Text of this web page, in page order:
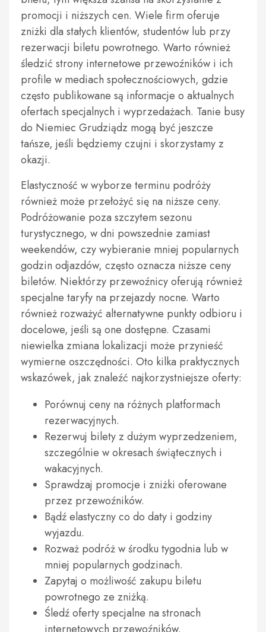
promocji i niższych cen. Wiele firm oferuje
zniżki dla stałych klientów, studentów lub przy
rezerwacji biletu powrotnego. Warto również
śledzić strony internetowe przewoźników i ich
profile w mediach społecznościowych, gdzie
często publikowane są informacje o aktualnych
ofertach specjalnych i wyprzedażach. Tanie busy
do Niemiec Grudziądz mogą być jeszcze
tańsze, jeśli będziemy czujni i skorzystamy z
okazji.
Elastyczność w wyborze terminu podróży
również może przełożyć się na niższe ceny.
Podróżowanie poza szczytem sezonu
turystycznego, w dni powszednie zamiast
weekendów, czy wybieranie mniej popularnych
godzin odjazdów, często oznacza niższe ceny
biletów. Niektórzy przewoźnicy oferują również
specjalne taryfy na przejazdy nocne. Warto
również rozważyć alternatywne punkty odbioru i
docelowe, jeśli są one dostępne. Czasami
niewielka zmiana lokalizacji może przynieść
wymierne oszczędności. Oto kilka praktycznych
wskazówek, jak znaleźć najkorzystniejsze oferty:
Porównuj ceny na różnych platformach
rezerwacyjnych.
Rezerwuj bilety z dużym wyprzedzeniem,
szczególnie w okresach świątecznych i
wakacyjnych.
Sprawdzaj promocje i zniżki oferowane
przez przewoźników.
Bądź elastyczny co do daty i godziny
wyjazdu.
Rozważ podróż w środku tygodnia lub w
mniej popularnych godzinach.
Zapytaj o możliwość zakupu biletu
powrotnego ze zniżką.
Śledź oferty specjalne na stronach